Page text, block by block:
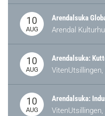
10
AUG
Arendal
10
AUG
10
AUG
Arendalsuka: